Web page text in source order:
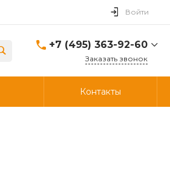
Войти
+7 (495) 363-92-60
г. Дзержинский, ул.
Заказать звонок
Контакты